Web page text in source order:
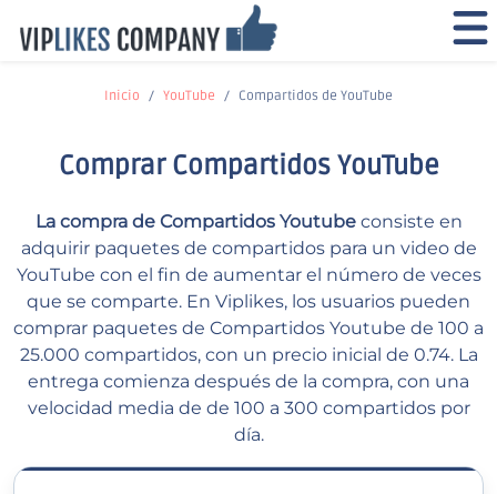
Inicio YouTube Compartidos de YouTube
Comprar Compartidos YouTube
La compra de Compartidos Youtubeconsiste en
adquirir paquetes de compartidos para un video de
YouTube con el fin de aumentar el número de veces
que se comparte. En Viplikes, los usuarios pueden
comprar paquetes de Compartidos Youtube de 100 a
25.000 compartidos, con un precio inicial de 0.74. La
entrega comienza después de la compra, con una
velocidad media de de 100 a 300 compartidos por
día.